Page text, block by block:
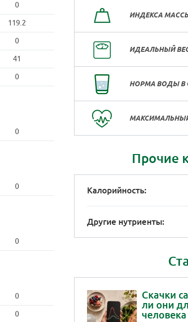
0
119.2
0
41
0
0
0
0
0
0
ИНДЕКСА
ИДЕАЛЬНЫЙ
НОРМА ВОДЫ В
Прочие
Калорийность:
Другие нутриенты:
Скачки
ли они
человека